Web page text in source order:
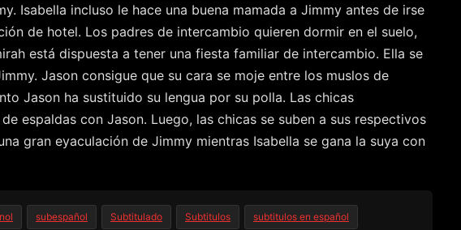
Isabella incluso le hace una buena mamada a Jimmy antes de irse
de hotel. Los padres de intercambio quieren dormir en el suelo,
está dispuesta a tener una fiesta familiar de intercambio. Ella se
Jason consigue que su cara se moje entre los muslos de
Jason ha sustituido su lengua por su polla. Las chicas
espaldas con Jason. Luego, las chicas se suben a sus respectivos
gran eyaculación de Jimmy mientras Isabella se gana la suya con
subespañol Subtitulado Subtitulos subtitulos en español